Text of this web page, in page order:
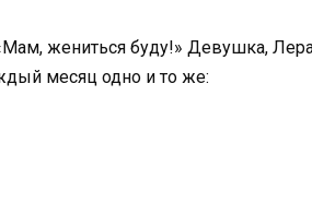
жениться буду!» Девушка,
месяц одно и то же: